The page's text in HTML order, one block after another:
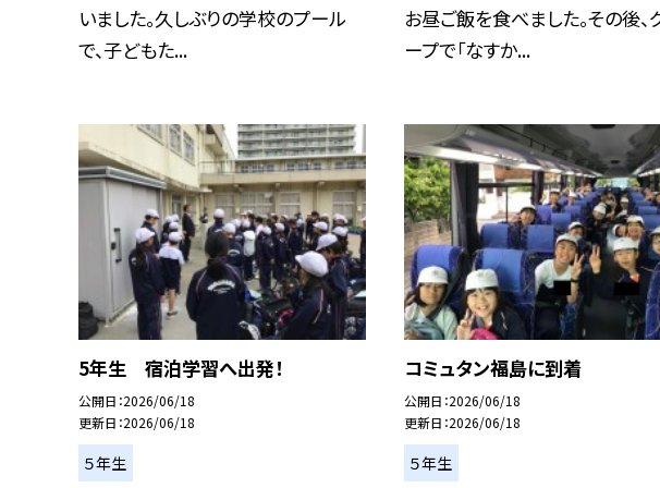
いました。久しぶりの学校のプール
で、子どもた...
お昼ご飯を食べました。その後、
ープで「なすか...
5年生 宿泊学習へ出発！
公開日 2026/06/18
更新日 2026/06/18
５年生
コミュタン福島に到着
公開日 2026/06/18
更新日 2026/06/18
５年生